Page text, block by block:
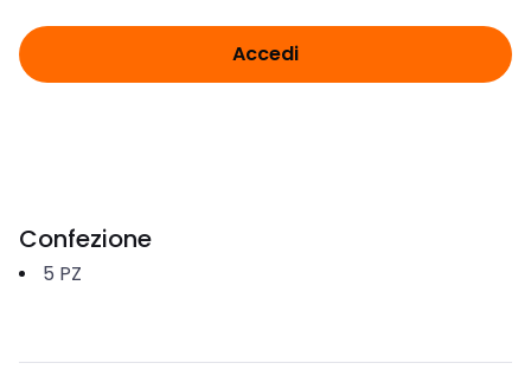
Accedi
Confezione
5 PZ